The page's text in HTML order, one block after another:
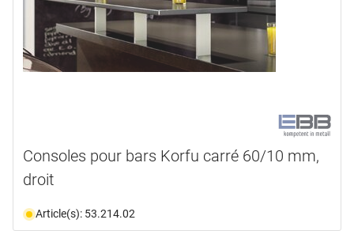
Consoles pour bars Korfu carré 60/10 mm,
droit
Article(s): 53.214.02